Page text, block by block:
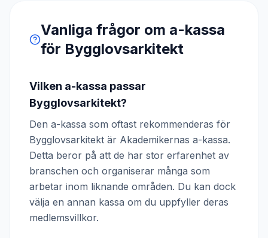
Vanliga frågor om a-kassa
för Bygglovsarkitekt
Vilken a-kassa passar
Bygglovsarkitekt?
Den a-kassa som oftast rekommenderas för
Bygglovsarkitekt är Akademikernas a-kassa.
Detta beror på att de har stor erfarenhet av
branschen och organiserar många som
arbetar inom liknande områden. Du kan dock
välja en annan kassa om du uppfyller deras
medlemsvillkor.